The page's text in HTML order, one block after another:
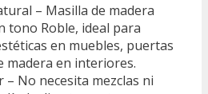
– Masilla de madera
tono Roble, ideal para
en muebles, puertas
madera en interiores.
– No necesita mezclas ni